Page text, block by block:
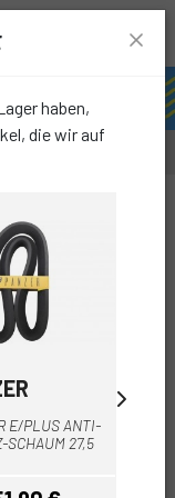
haben,
die wir auf
E/PLUS ANTI-
SCHAUM 27,5